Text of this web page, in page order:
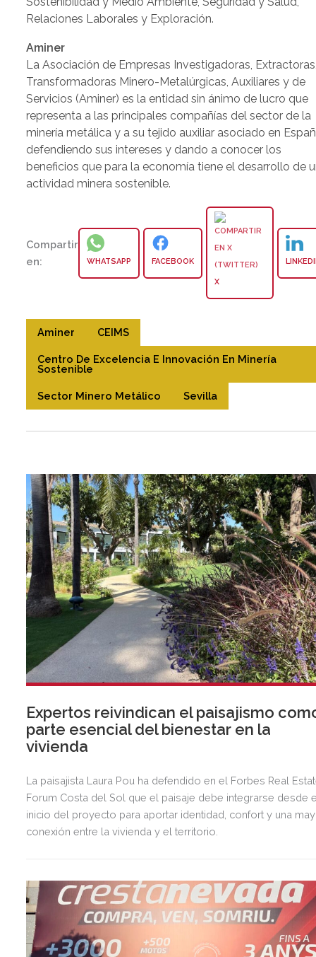
Relaciones Laborales y Exploración.
Aminer
La Asociación de Empresas Investigadoras,
Transformadoras Minero-Metalúrgicas, Auxiliares y de
Servicios (Aminer) es la entidad sin ánimo de lucro que
representa a las principales compañías del sector de la
minería metálica y a su tejido auxiliar asociado en
defendiendo sus intereses y dando a conocer los
beneficios que para la economía tiene el desarrollo de
actividad minera sostenible.
Compartir
en:
WHATSAPP FACEBOOK
X
Aminer CEIMS
Centro De Excelencia E Innovación En Minería
Sostenible
Sector Minero Metálico Sevilla
Expertos reivindican el paisajismo
parte esencial del bienestar en la
vivienda
La paisajista Laura Pou ha defendido en el Forbes Real
Forum Costa del Sol que el paisaje debe integrarse desde
inicio del proyecto para aportar identidad, confort y una
conexión entre la vivienda y el territorio.